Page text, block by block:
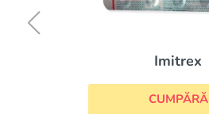
Imitrex
CUMPĂRĂ